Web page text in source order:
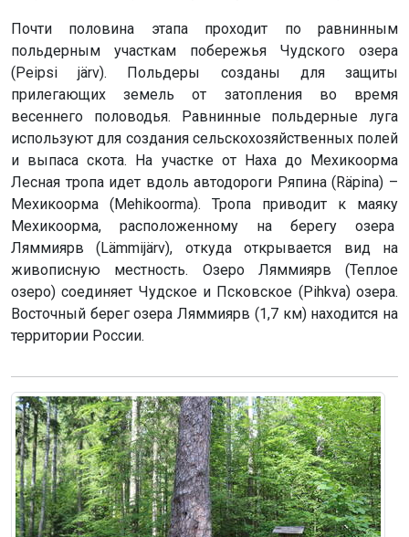
Почти половина этапа проходит по равнинным
польдерным участкам побережья Чудского озера
(Peipsi järv). Польдеры созданы для защиты
прилегающих земель от затопления во время
весеннего половодья. Равнинные польдерные луга
используют для создания сельскохозяйственных полей
и выпаса скота. На участке от Наха до Мехикоорма
Лесная тропа идет вдоль автодороги Ряпина (Räpina) –
Мехикоорма (Mehikoorma). Тропа приводит к маяку
Мехикоорма, расположенному на берегу озера
Ляммиярв (Lämmijärv), откуда открывается вид на
живописную местность. Озеро Ляммиярв (Теплое
озеро) соединяет Чудское и Псковское (Pihkva) озера.
Восточный берег озера Ляммиярв (1,7 км) находится на
территории России.